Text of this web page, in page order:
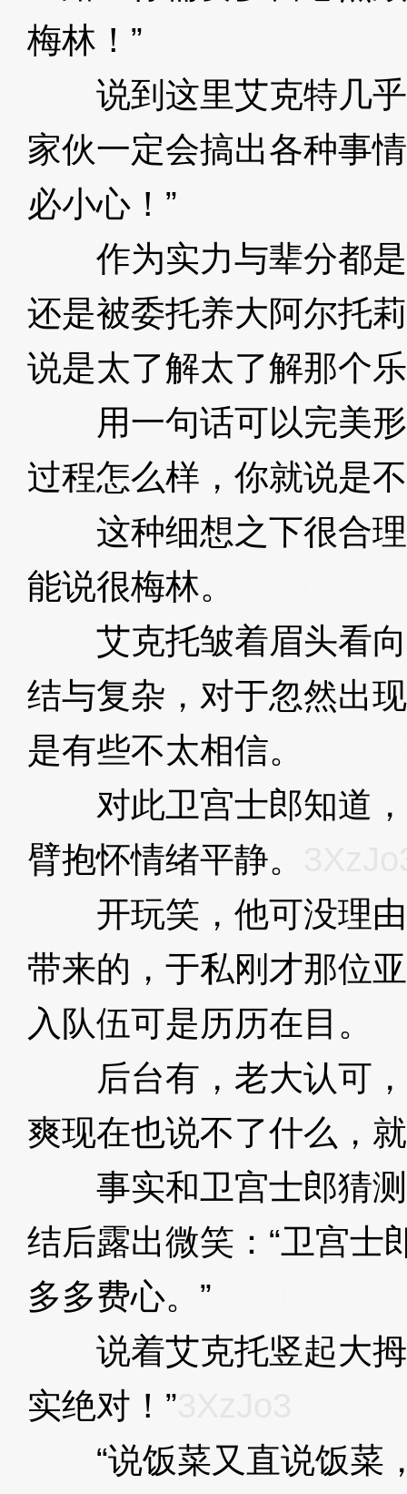
梅林！”
说到这里艾克特几乎
家伙一定会搞出各种事
必小心！”
作为实力与辈分都是
还是被委托养大阿尔托
说是太了解太了解那个
用一句话可以完美
过程怎么样，你就说是
这种细想之下很合理
能说很梅林。
艾克托皱着眉头看向
结与复杂，对于忽然出
是有些不太相信。
对此卫宫士郎知道，
臂抱怀情绪平静。
开玩笑，他可没理由
带来的，于私刚才那位
入队伍可是历历在目。
后台有，老大认可，
爽现在也说不了什么，
事实和卫宫士郎猜测
结后露出微笑：“卫宫士
多多费心。”
说着艾克托竖起大拇
实绝对！”
“说饭菜又直说饭菜